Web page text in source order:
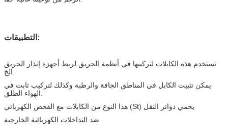
التطبيقات:
تستخدم هذه الكابلات لتركيبها في أنظمة الحريق لربط أجهزة إنذار الحريق
يمكن تثبيت الكابل في المناطق الجافة والرطبة وكذلك لتركيب ثابت في
هذا النوع من الكابلات مع الفحص الكهربائي (St) يحمي دوائر النقل
ضد التداخلات الكهربائية الخارجية